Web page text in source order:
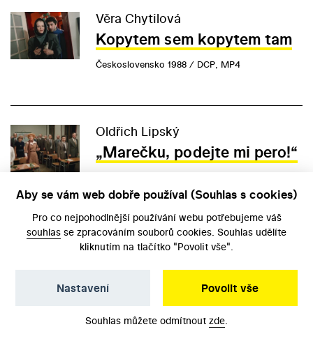
Věra Chytilová
Kopytem sem kopytem tam
Československo 1988 / DCP, MP4
Oldřich Lipský
„Marečku, podejte mi pero!“
Juraj Herz
Morgiana
Československo 1972 / DCP, MP4
Aby se vám web dobře používal (Souhlas s cookies)
Pro co nejpohodlnější používání webu potřebujeme váš
souhlas se zpracováním souborů cookies. Souhlas udělíte
kliknutím na tlačítko "Povolit vše".
Povolit vše
Nastavení
Souhlas můžete odmítnout zde